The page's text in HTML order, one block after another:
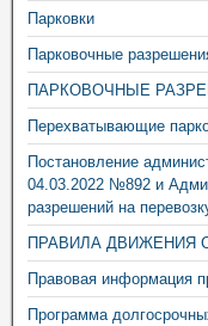
Парковки
Парковочные
ПАРКОВОЧНЫЕ
Перехватывающие
Постановление
04.03.2022 №892 и
разрешений на
ПРАВИЛА ДВИЖЕНИЯ
Правовая информация
Программа